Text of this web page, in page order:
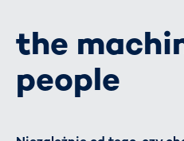
the
people